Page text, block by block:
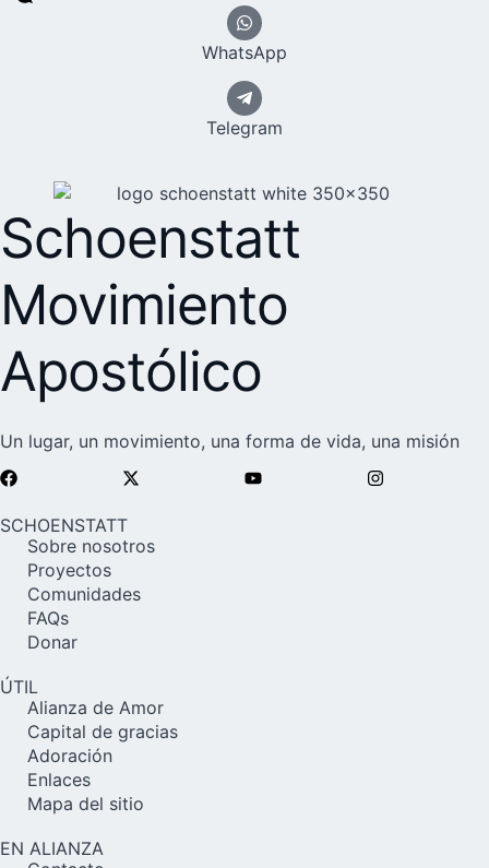
WhatsApp
Telegram
Schoenstatt
Movimiento
Apostólico
Un lugar, un movimiento, una forma de vida, una misión
SCHOENSTATT
Sobre nosotros
Proyectos
Comunidades
FAQs
Donar
ÚTIL
Alianza de Amor
Capital de gracias
Adoración
Enlaces
Mapa del sitio
EN ALIANZA